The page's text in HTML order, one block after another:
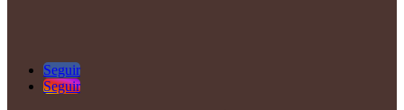
Seguir
Seguir